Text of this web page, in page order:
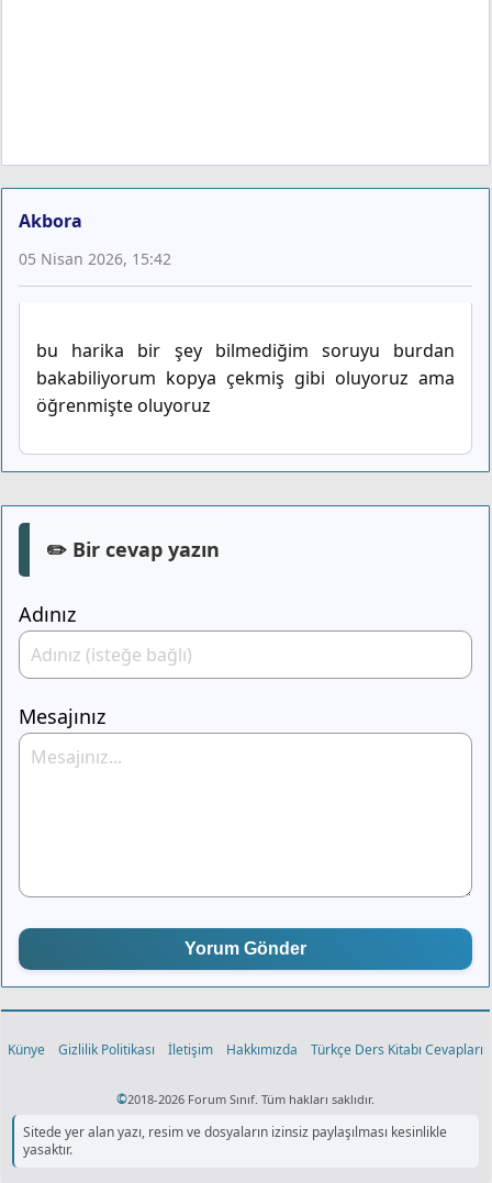
Akbora
05 Nisan 2026, 15:42
bu harika bir şey bilmediğim soruyu burdan
bakabiliyorum kopya çekmiş gibi oluyoruz ama
öğrenmişte oluyoruz
✏️ Bir cevap yazın
Adınız
Mesajınız
Yorum Gönder
Künye Gizlilik Politikası İletişim Hakkımızda Türkçe Ders Kitabı Cevapları
©2018-2026 Forum Sınıf. Tüm hakları saklıdır.
Sitede yer alan yazı, resim ve dosyaların izinsiz paylaşılması kesinlikle
yasaktır.